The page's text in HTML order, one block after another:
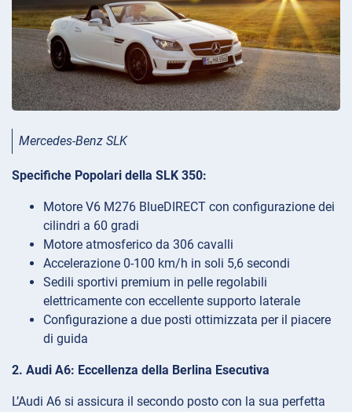
Mercedes-Benz SLK
Specifiche Popolari della SLK 350:
Motore V6 M276 BlueDIRECT con configurazione dei
cilindri a 60 gradi
Motore atmosferico da 306 cavalli
Accelerazione 0-100 km/h in soli 5,6 secondi
Sedili sportivi premium in pelle regolabili
elettricamente con eccellente supporto laterale
Configurazione a due posti ottimizzata per il piacere
di guida
2. Audi A6: Eccellenza della Berlina Esecutiva
L’Audi A6 si assicura il secondo posto con la sua perfetta